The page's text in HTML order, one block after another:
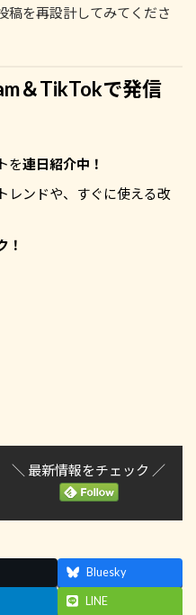
稿を再設計してみてくださ
＆TikTokで発信
を連日紹介中！
レンドや、すぐに使える改
！
＼ 最新情報をチェック ／
Bluesky
LINE